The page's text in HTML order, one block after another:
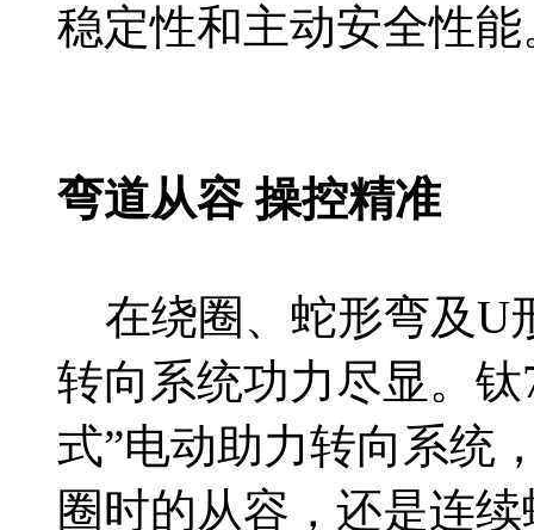
稳定性和主动安全性能
弯道从容 操控精准
在绕圈、蛇形弯及U
转向系统功力尽显。钛
式”电动助力转向系统
圈时的从容，还是连